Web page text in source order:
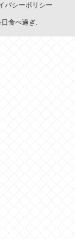
バシーポリシー
食べ過ぎ.